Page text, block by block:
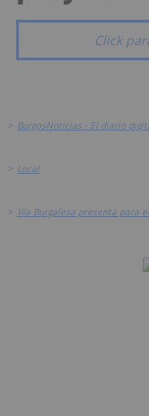
Click
> BurgosNoticias - El diario
> Local
> Vía Burgalesa presenta para